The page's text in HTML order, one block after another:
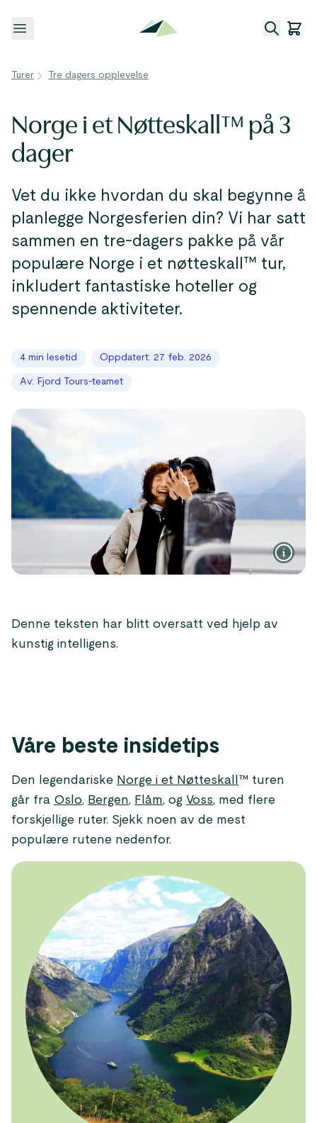
Åpne meny
Turer Tre dagers opplevelse
Norge i et Nøtteskall™ på 3
dager
Vet du ikke hvordan du skal begynne å
planlegge Norgesferien din? Vi har satt
sammen en tre-dagers pakke på vår
populære Norge i et nøtteskall™ tur,
inkludert fantastiske hoteller og
spennende aktiviteter.
4 min lesetid Oppdatert: 27. feb. 2026
Av: Fjord Tours-teamet
Denne teksten har blitt oversatt ved hjelp av
kunstig intelligens.
Våre beste insidetips
Den legendariske Norge i et Nøtteskall ™ turen
går fra Oslo, Bergen, Flåm, og Voss, med flere
forskjellige ruter. Sjekk noen av de mest
populære rutene nedenfor.